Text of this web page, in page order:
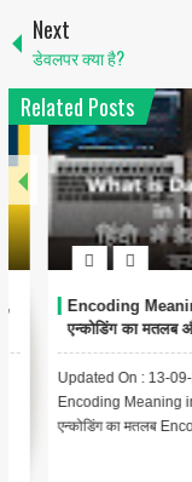
Next
डेवलपर क्या है?
Related Posts
Encoding Meaning
एन्कोडिंग का मतलब और
Updated On : 13-09-2025
Encoding Meaning in
एन्कोडिंग का मतलब Encodin...